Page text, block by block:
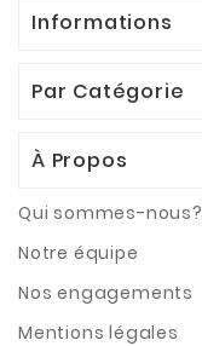
Informations
Par Catégorie
À Propos
Qui sommes-nous?
Notre équipe
Nos engagements
Mentions légales